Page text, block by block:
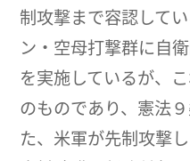
制攻撃まで容認して
ン・空母打撃群に自
を実施しているが、
のものであり、憲法
た、米軍が先制攻撃